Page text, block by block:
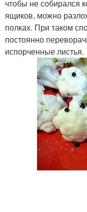
чтобы не собирался
ящиков, можно
полках. При таком
постоянно
испорченные листья.